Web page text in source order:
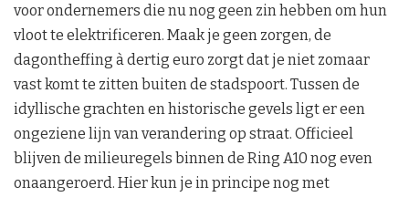
voor ondernemers die nu nog geen zin hebben om hun
vloot te elektrificeren. Maak je geen zorgen, de
dagontheffing à dertig euro zorgt dat je niet zomaar
vast komt te zitten buiten de stadspoort. Tussen de
idyllische grachten en historische gevels ligt er een
ongeziene lijn van verandering op straat. Officieel
blijven de milieuregels binnen de Ring A10 nog even
onaangeroerd. Hier kun je in principe nog met